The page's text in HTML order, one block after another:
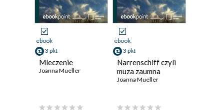
ebook
3 pkt
Mleczenie
Joanna Mueller
ebook
3 pkt
Narrenschiff czyli
muza zaumna
Joanna Mueller